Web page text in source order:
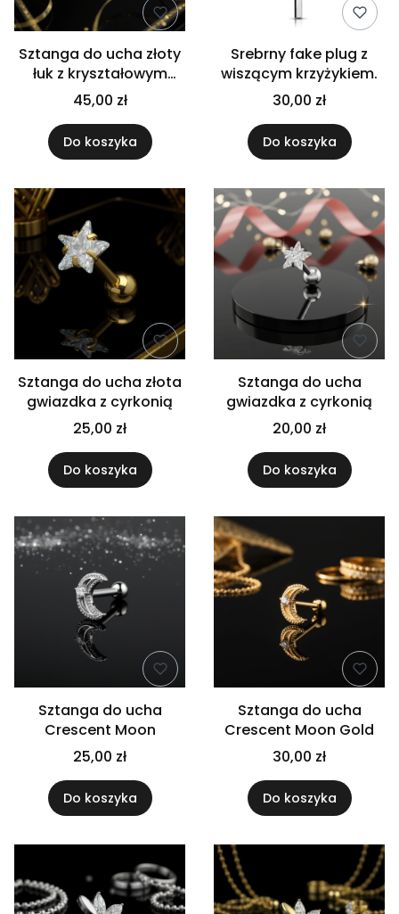
Sztanga do ucha złoty
łuk z kryształowym
krzyżem
45,00 zł
Do koszyka
Srebrny fake plug z
wiszącym krzyżykiem.
30,00 zł
Do koszyka
Sztanga do ucha złota
gwiazdka z cyrkonią
25,00 zł
Do koszyka
Sztanga do ucha
gwiazdka z cyrkonią
20,00 zł
Do koszyka
Sztanga do ucha
Crescent Moon
25,00 zł
Do koszyka
Sztanga do ucha
Crescent Moon Gold
30,00 zł
Do koszyka